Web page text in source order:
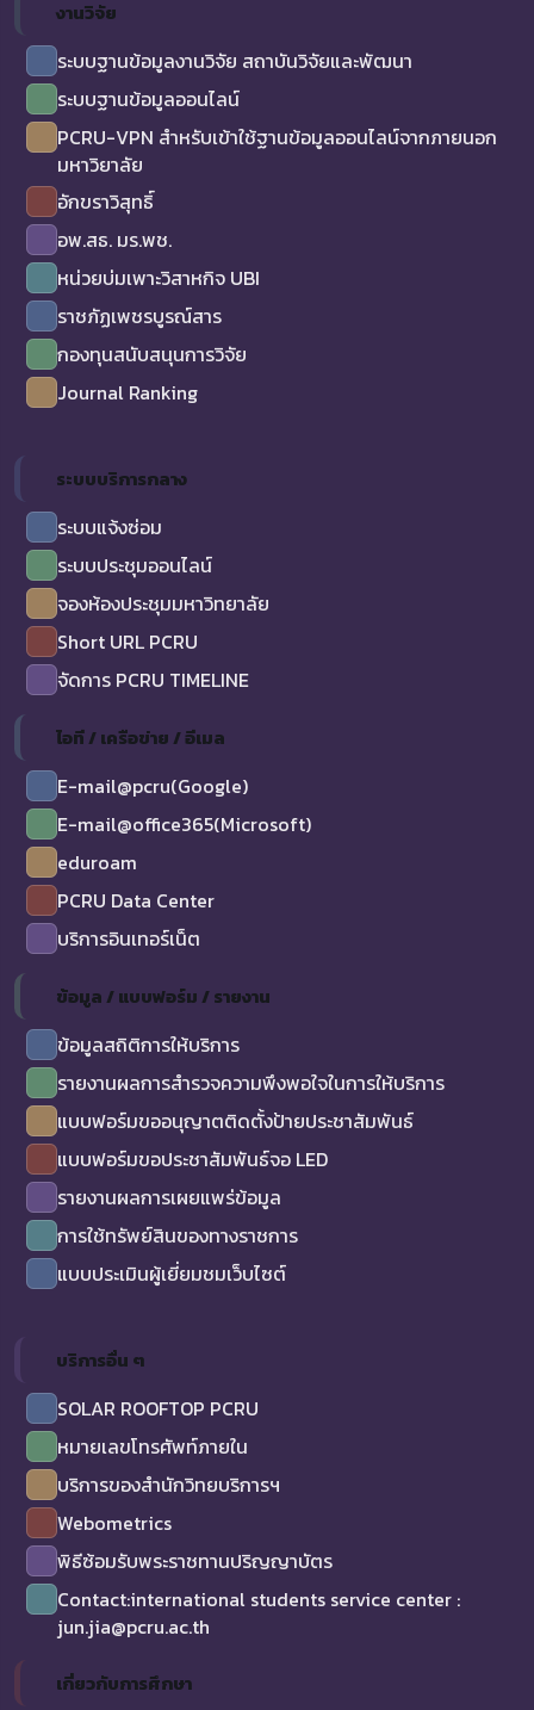
งานวิจัย
ระบบฐานข้อมูลงานวิจัย สถาบันวิจัยและพัฒนา
ระบบฐานข้อมูลออนไลน์
PCRU-VPN สำหรับเข้าใช้ฐานข้อมูลออนไลน์จากภายนอก
มหาวิยาลัย
อักขราวิสุทธิ์
อพ.สธ. มร.พช.
หน่วยบ่มเพาะวิสาหกิจ UBI
ราชภัฏเพชรบูรณ์สาร
กองทุนสนับสนุนการวิจัย
Journal Ranking
ระบบบริการกลาง
ระบบแจ้งซ่อม
ระบบประชุมออนไลน์
จองห้องประชุมมหาวิทยาลัย
Short URL PCRU
จัดการ PCRU TIMELINE
ไอที / เครือข่าย / อีเมล
E-mail@pcru(Google)
E-mail@office365(Microsoft)
eduroam
PCRU Data Center
บริการอินเทอร์เน็ต
ข้อมูล / แบบฟอร์ม / รายงาน
ข้อมูลสถิติการให้บริการ
รายงานผลการสำรวจความพึงพอใจในการให้บริการ
แบบฟอร์มขออนุญาตติดตั้งป้ายประชาสัมพันธ์
แบบฟอร์มขอประชาสัมพันธ์จอ LED
รายงานผลการเผยแพร่ข้อมูล
การใช้ทรัพย์สินของทางราชการ
แบบประเมินผู้เยี่ยมชมเว็บไซต์
บริการอื่น ๆ
SOLAR ROOFTOP PCRU
หมายเลขโทรศัพท์ภายใน
บริการของสำนักวิทยบริการฯ
Webometrics
พิธีซ้อมรับพระราชทานปริญญาบัตร
Contact:international students service center :
jun.jia@pcru.ac.th
เกี่ยวกับการศึกษา